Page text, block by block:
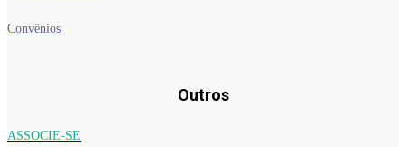
Convênios
Outros
ASSOCIE-SE